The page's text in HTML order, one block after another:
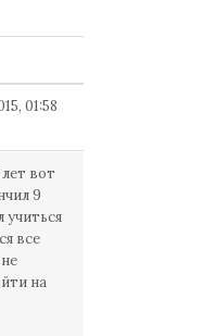
01:58
вот
9
учиться
все
на